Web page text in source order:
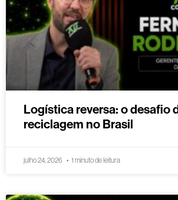
Logística reversa: o desafio
reciclagem no Brasil
julho 24, 2026 1 minuto de leitura